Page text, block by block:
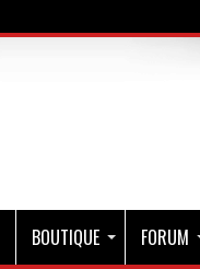
BOUTIQUE FORUM